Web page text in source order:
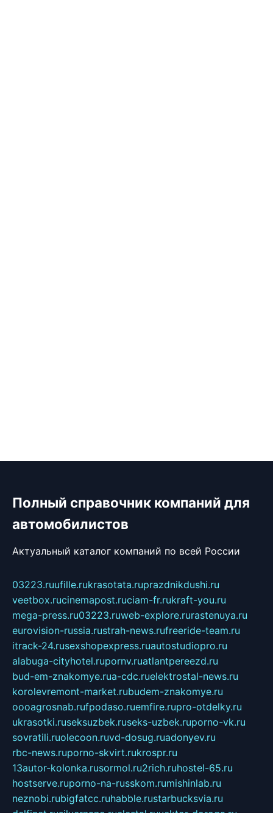
Полный справочник компаний для
автомобилистов
Актуальный каталог компаний по всей России
03223.ruufille.rukrasotata.ruprazdnikdushi.ru
veetbox.rucinemapost.ruciam-fr.rukraft-you.ru
mega-press.ru03223.ruweb-explore.rurastenuya.ru
eurovision-russia.rustrah-news.rufreeride-team.ru
itrack-24.rusexshopexpress.ruautostudiopro.ru
alabuga-cityhotel.rupornv.ruatlantpereezd.ru
bud-em-znakomye.rua-cdc.ruelektrostal-news.ru
korolevremont-market.rubudem-znakomye.ru
oooagrosnab.rufpodaso.ruemfire.rupro-otdelky.ru
ukrasotki.ruseksuzbek.ruseks-uzbek.ruporno-vk.ru
sovratili.ruolecoon.ruvd-dosug.ruadonyev.ru
rbc-news.ruporno-skvirt.rukrospr.ru
13autor-kolonka.rusormol.ru2rich.ruhostel-65.ru
hostserve.ruporno-na-russkom.rumishinlab.ru
neznobi.rubigfatcc.ruhabble.rustarbucksvia.ru